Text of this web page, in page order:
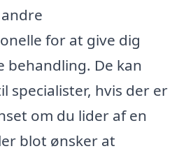
for at give dig
behandling. De kan
specialister, hvis der er
om du lider af en
blot ønsker at